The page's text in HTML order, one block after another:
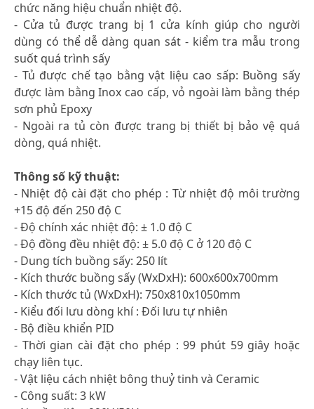
chức năng hiệu chuẩn nhiệt độ.
- Cửa tủ được trang bị 1 cửa kính giúp cho người
dùng có thể dễ dàng quan sát - kiểm tra mẫu trong
suốt quá trình sấy
- Tủ được chế tạo bằng vật liệu cao sấp: Buồng sấy
được làm bằng Inox cao cấp, vỏ ngoài làm bằng thép
sơn phủ Epoxy
- Ngoài ra tủ còn được trang bị thiết bị bảo vệ quá
dòng, quá nhiệt.
Thông số kỹ thuật:
- Nhiệt độ cài đặt cho phép : Từ nhiệt độ môi trường
+15 độ đến 250 độ C
- Độ chính xác nhiệt độ: ± 1.0 độ C
- Độ đồng đều nhiệt độ: ± 5.0 độ C ở 120 độ C
- Dung tích buồng sấy: 250 lít
- Kích thước buồng sấy (WxDxH): 600x600x700mm
- Kích thước tủ (WxDxH): 750x810x1050mm
- Kiểu đối lưu dòng khí : Đối lưu tự nhiên
- Bộ điều khiển PID
- Thời gian cài đặt cho phép : 99 phút 59 giây hoặc
chạy liên tục.
- Vật liệu cách nhiệt bông thuỷ tinh và Ceramic
- Công suất: 3 kW